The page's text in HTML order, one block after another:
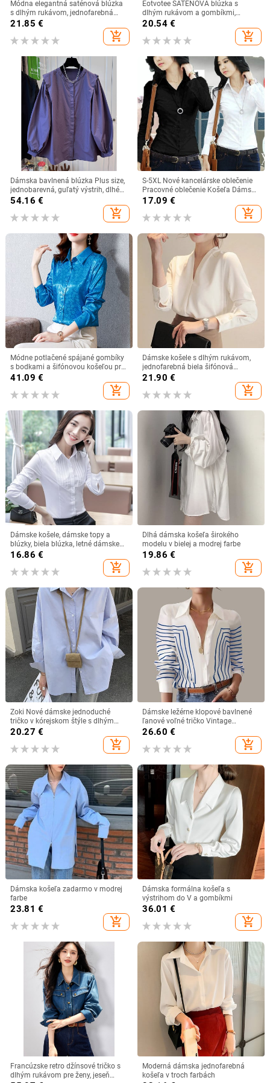
Módna elegantná saténová blúzka
s dlhým rukávom, jednofarebná
hodvábna košeľa, ležérne modré
topy, vintage kancelárske oblečenie
pre ženy, bluzy, ženy 22717
21.85 €
add_shopping_cart
Eotvotee SATÉNOVÁ blúzka s
dlhým rukávom a gombíkmi,
dámska košeľa, leto 2022, nová
dámska elegantná košeľa, kórejská
móda, kancelárske šaty
20.54€
add_shopping_cart
Dámska bavlnená blúzka Plus size,
jednobarevná, guľatý výstrih, dlhé
rukávy, voľný strih, retro inšpirácia,
54.16 €
add_shopping_cart
S-5XL Nové kancelárske oblečenie
Pracovné oblečenie Košeľa Dámska
jar Jeseň s dlhým rukávom v
kórejskom štýle Slim Plus Size
Čiernobiele Dámske blúzky
17.09 €
add_shopping_cart
Módne potlačené spájané gombíky
s bodkami a šifónovou košeľou pre
ženy, jesenné oblečenie 2023, nové
kancelárska blúzka
41.09 €
add_shopping_cart
Dámske košele s dlhým rukávom,
jednofarebná biela šifónová
kancelárska blúzka, dámske
oblečenie, dámske topy a blúzky,
blúzky Mujer De Moda 2023 A403
21.90 €
add_shopping_cart
Dámske košele, dámske topy a
blúzky, biela blúzka, letné dámske
oblečenie, obleky, ženská móda
16.86 €
add_shopping_cart
Dlhá dámska košeľa širokého
modelu v bielej a modrej farbe
19.86 €
add_shopping_cart
Zoki Nové dámske jednoduché
tričko v kórejskom štýle s dlhým
rukávom, voľná blúzka Harajuku,
univerzálny dizajn, modré topy,
20.27 €
add_shopping_cart
Dámske ležérne klopové bavlnené
ľanové voľné tričko Vintage
Harajuku pevné blúzky elegantné
dlhé rukávy na gombíky topy
kancelárske tuniky
26.60 €
add_shopping_cart
Dámska košeľa zadarmo v modrej
farbe
23.81 €
add_shopping_cart
Dámska formálna košeľa s
výstrihom do V a gombíkmi
36.01 €
add_shopping_cart
Francúzske retro džínsové tričko s
dlhým rukávom pre ženy, jeseň
Moderná dámska jednofarebná
košeľa v troch farbách